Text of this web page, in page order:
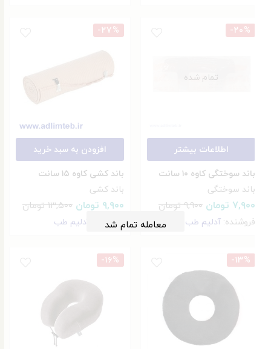
معامله تمام شد
تمام شده
اطلاعات بیشتر
-۲۰%
باند سوختگی کاوه ۱۰ سانت
باند سوختگی
۷,۹۰۰ تومان۹,۹۰۰تومان
فروشنده:آدلیم طب
افزودن به سبد خرید
-۲۷%
باند کشی کاوه ۱۵ سانت
باند کشی
۹,۹۰۰تومان۱۳,۵۰۰تومان
فروشنده: آدلیم طب
-۱۳% -۱۶%